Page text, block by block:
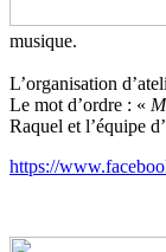
musique.
L’organisation
Le mot d’ordre : «
Raquel et l’équipe
https://